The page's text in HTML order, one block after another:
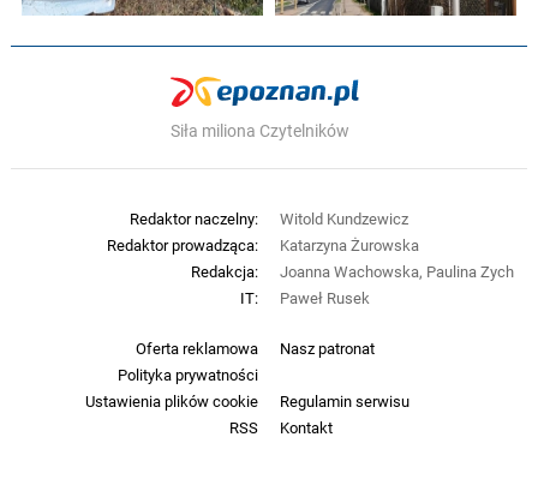
Siła miliona Czytelników
Oferta reklamowa
Nasz patronat
Polityka prywatności
Ustawienia plików cookie
Regulamin serwisu
RSS
Kontakt
Redaktor naczelny:
Witold Kundzewicz
Redaktor prowadząca:
Katarzyna Żurowska
Redakcja:
Joanna Wachowska, Paulina Zych
IT:
Paweł Rusek